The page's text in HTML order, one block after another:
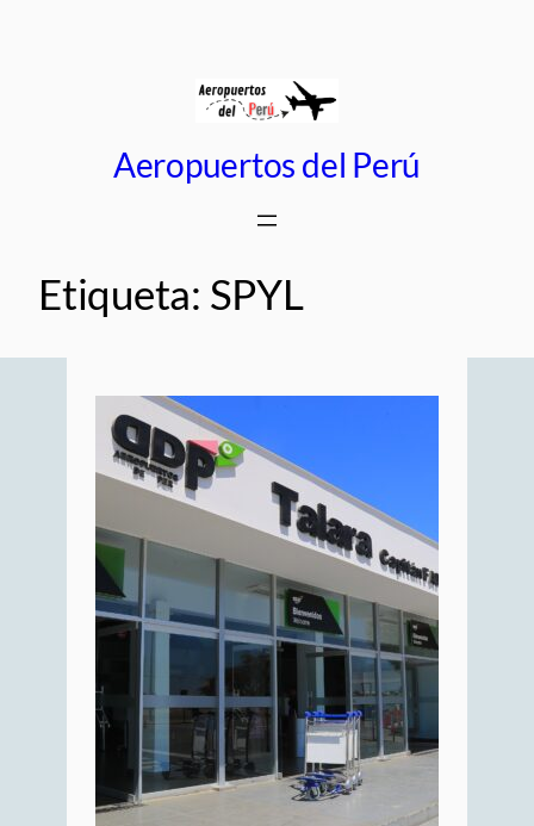
Aeropuertos del Perú
Etiqueta: SPYL